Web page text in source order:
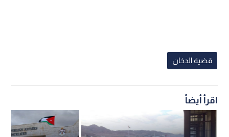
قضية الدخان
اقرأ أيضاً